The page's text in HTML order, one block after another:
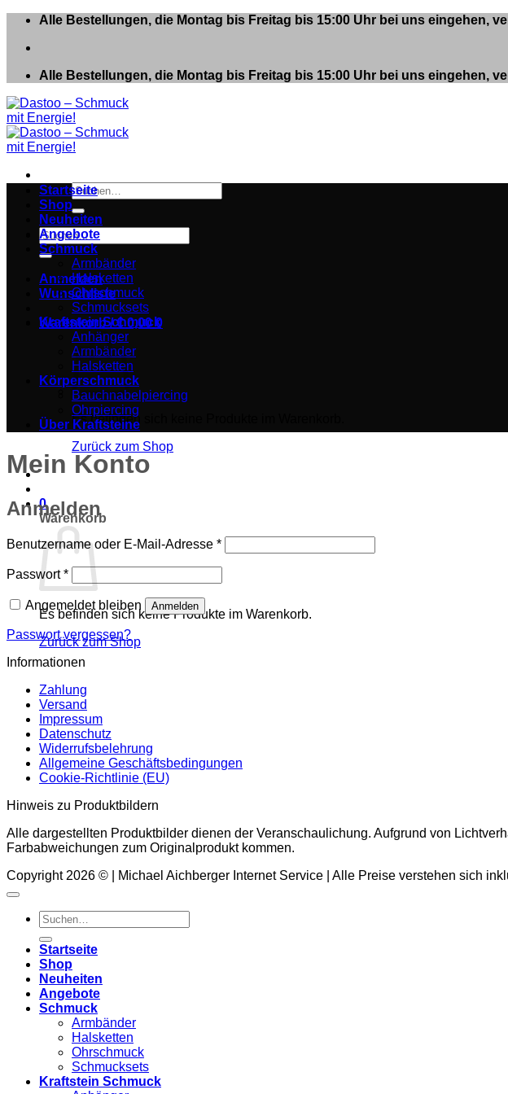
Zum
springen
Alle Bestellungen, die Montag bis Freitag bis 15:00 Uhr bei uns eingehen,
Alle Bestellungen, die Montag bis Freitag bis 15:00 Uhr bei uns eingehen,
Suchen
nach:
Suchen
nach:
Anmelden
Wunschliste
Warenkorb /€0,00 0
Es befinden sich keine Produkte im Warenkorb.
Zurück zum Shop
0
Warenkorb
Es befinden sich keine Produkte im Warenkorb.
Zurück zum Shop
Startseite
Shop
Neuheiten
Angebote
Schmuck
Armbänder
Halsketten
Ohrschmuck
Schmucksets
Kraftstein Schmuck
Anhänger
Armbänder
Halsketten
Körperschmuck
Bauchnabelpiercing
Ohrpiercing
Über Kraftsteine
Mein Konto
Anmelden
Benutzername oder E-Mail-Adresse *Erforderlich
Passwort*Erforderlich
Angemeldet bleiben Anmelden
Passwort vergessen?
Informationen
Zahlung
Versand
Impressum
Datenschutz
Widerrufsbelehrung
Allgemeine Geschäftsbedingungen
Cookie-Richtlinie (EU)
Hinweis zu Produktbildern
Alle dargestellten Produktbilder dienen der Veranschaulichung. Aufgrund von
Farbabweichungen zum Originalprodukt kommen.
Copyright 2026 © | Michael Aichberger Internet Service | Alle Preise verstehen sich
Suchen
nach:
Startseite
Shop
Neuheiten
Angebote
Schmuck
Armbänder
Halsketten
Ohrschmuck
Schmucksets
Kraftstein Schmuck